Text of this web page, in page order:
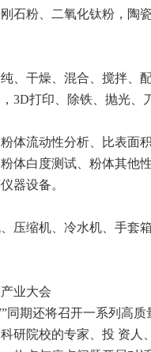
石粉、二氧化钛粉，陶
、干燥、混合、搅拌、
3D打印、除铁、抛光、
体流动性分析、比表面
体白度测试、粉体其他
器设备。
压缩机、冷水机、手套箱
业大会
同期还将召开一系列高
研院校的专家、投 资